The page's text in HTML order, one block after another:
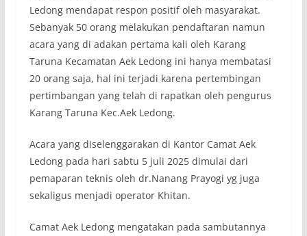
Ledong mendapat respon positif oleh masyarakat.
Sebanyak 50 orang melakukan pendaftaran namun
acara yang di adakan pertama kali oleh Karang
Taruna Kecamatan Aek Ledong ini hanya membatasi
20 orang saja, hal ini terjadi karena pertembingan
pertimbangan yang telah di rapatkan oleh pengurus
Karang Taruna Kec.Aek Ledong.
Acara yang diselenggarakan di Kantor Camat Aek
Ledong pada hari sabtu 5 juli 2025 dimulai dari
pemaparan teknis oleh dr.Nanang Prayogi yg juga
sekaligus menjadi operator Khitan.
Camat Aek Ledong mengatakan pada sambutannya